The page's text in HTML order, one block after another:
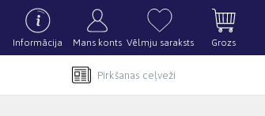
Informācija Mans konts Vēlmju saraksts Grozs
Pirkšanas ceļveži